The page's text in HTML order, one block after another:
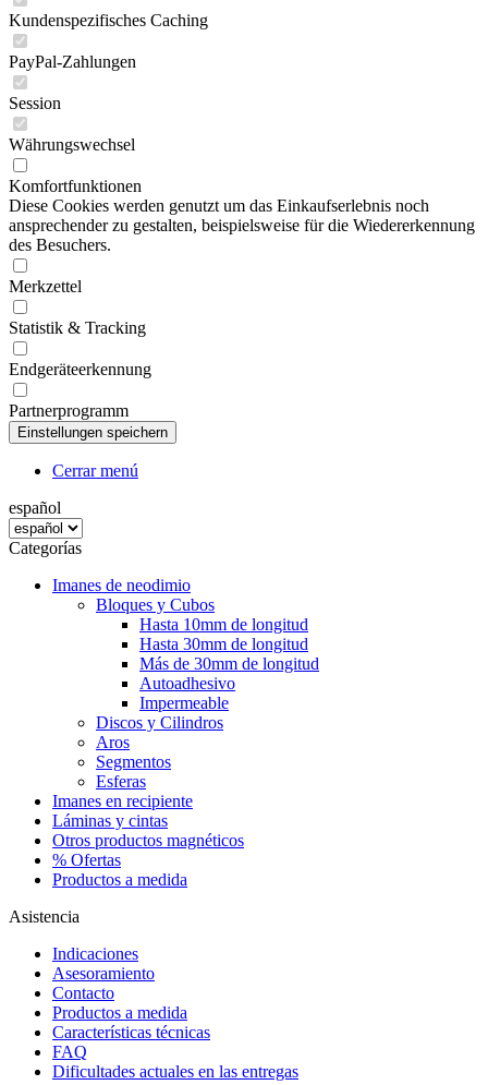
Kundenspezifisches Caching
PayPal-Zahlungen
Session
Währungswechsel
Komfortfunktionen
Diese Cookies werden genutzt um das Einkaufserlebnis noch
ansprechender zu gestalten, beispielsweise für die Wiedererkennung
des Besuchers.
Merkzettel
Statistik & Tracking
Endgeräteerkennung
Partnerprogramm
Cerrar menú
español
Categorías
Imanes de neodimio
Bloques y Cubos
Hasta 10mm de longitud
Hasta 30mm de longitud
Más de 30mm de longitud
Autoadhesivo
Impermeable
Discos y Cilindros
Aros
Segmentos
Esferas
Imanes en recipiente
Láminas y cintas
Otros productos magnéticos
% Ofertas
Productos a medida
Asistencia
Indicaciones
Asesoramiento
Contacto
Productos a medida
Características técnicas
FAQ
Dificultades actuales en las entregas